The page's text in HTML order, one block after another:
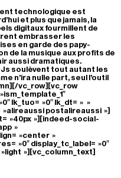
technologique est
et plus que jamais, la
digitaux fourmillent de
embrasser les
en garde des papy-
de la musique aux profits de
aussi dramatiques.
soulèvent tout autant les
n’ira nulle part, seul l’outil
vc_row][vc_row
lk_tuo= »0″ lk_dt= » »
»alireaussi postalireaussi »]
»40px »][indeed-social-
»
»center »
»0″ display_tc_label= »0″
»][vc_column_text]